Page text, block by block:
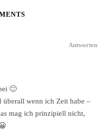
Antworten
🙂
überall wenn ich Zeit habe –
mag ich prinzipiell nicht,